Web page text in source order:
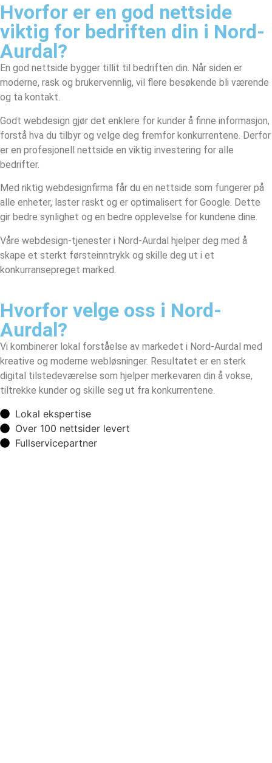
Hvorfor er en god nettside
viktig for bedriften din i Nord-
Aurdal?
En god nettside bygger tillit til bedriften din. Når siden er
moderne, rask og brukervennlig, vil flere besøkende bli værende
og ta kontakt.
Godt webdesign gjør det enklere for kunder å finne informasjon,
forstå hva du tilbyr og velge deg fremfor konkurrentene. Derfor
er en profesjonell nettside en viktig investering for alle
bedrifter.
Med riktig webdesignfirma får du en nettside som fungerer på
alle enheter, laster raskt og er optimalisert for Google. Dette
gir bedre synlighet og en bedre opplevelse for kundene dine.
Våre webdesign-tjenester i Nord-Aurdal hjelper deg med å
skape et sterkt førsteinntrykk og skille deg ut i et
konkurransepreget marked.
Hvorfor velge oss i Nord-
Aurdal?
Vi kombinerer lokal forståelse av markedet i Nord-Aurdal med
kreative og moderne webløsninger. Resultatet er en sterk
digital tilstedeværelse som hjelper merkevaren din å vokse,
tiltrekke kunder og skille seg ut fra konkurrentene.
Lokal ekspertise
Over 100 nettsider levert
Fullservicepartner